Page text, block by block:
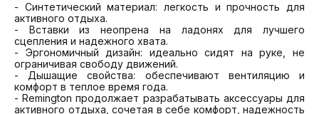
- Синтетический материал: легкость и прочность для
активного отдыха.
- Вставки из неопрена на ладонях для лучшего
сцепления и надежного хвата.
- Эргономичный дизайн: идеально сидят на руке, не
ограничивая свободу движений.
- Дышащие свойства: обеспечивают вентиляцию и
комфорт в теплое время года.
- Remington продолжает разрабатывать аксессуары для
активного отдыха, сочетая в себе комфорт, надежность